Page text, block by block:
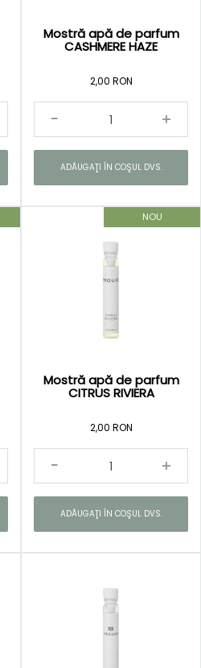
Mostră apă de parfum
CASHMERE HAZE
2,00 RON
ADĂUGAŢI ÎN COŞUL DVS.
NOU
Mostră apă de parfum
CITRUS RIVIERA
2,00 RON
ADĂUGAŢI ÎN COŞUL DVS.